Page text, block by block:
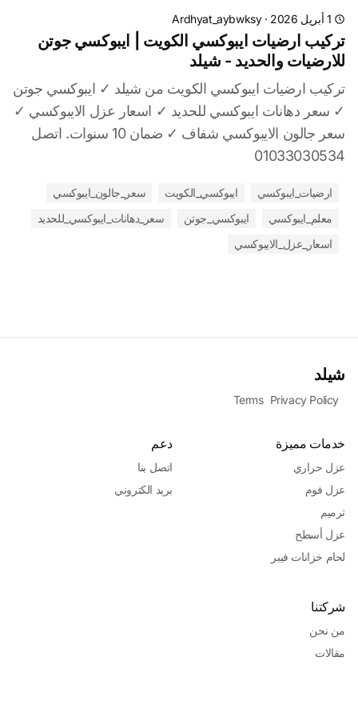
1 أبريل 2026 ·
Ardhyat_aybwksy
تركيب ارضيات ايبوكسي الكويت | ايبوكسي جوتن
للارضيات والحديد - شيلد
تركيب ارضيات ايبوكسي الكويت من شيلد ✓ ايبوكسي جوتن
✓ سعر دهانات ايبوكسي للحديد ✓ اسعار عزل الايبوكسي ✓
سعر جالون الايبوكسي شفاف ✓ ضمان 10 سنوات. اتصل
01033030534
ارضيات_ايبوكسي ايبوكسي_الكويت
سعر_جالون_ايبوكسي
معلم_ايبوكسي
ايبوكسي_جوتن
سعر_دهانات_ايبوكسي_للحديد
اسعار_عزل_الايبوكسي
شيلد
Terms Privacy Policy
خدمات مميزة
عزل حراري
عزل فوم
ترميم
عزل أسطح
لحام خزانات فيبر
دعم
اتصل بنا
بريد الكتروني
شركتنا
من نحن
مقالات